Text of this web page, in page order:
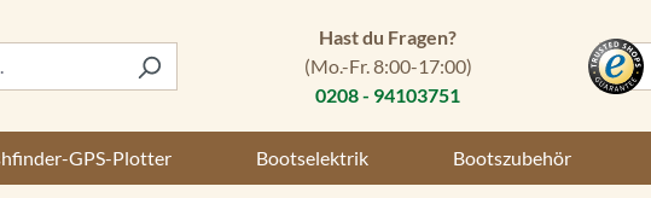
Hast du Fragen?
(Mo.-Fr. 8:00-17:00)
0208 - 94103751
GPS-Plotter Bootselektrik Bootszubehör